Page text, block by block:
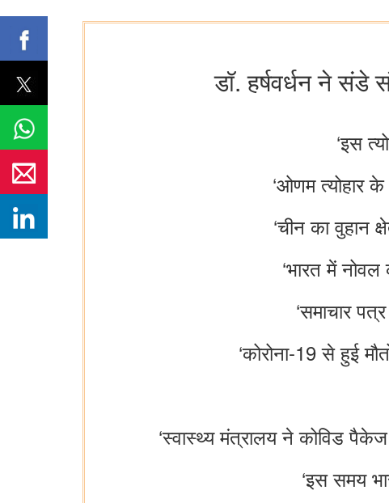
डॉ. हर्षवर्धन ने संडे
‘इस
‘ओणम त्‍योहार के
‘चीन का वुहान
‘भारत में
‘समाचार
‘कोरोना-19 से हुई
‘स्‍वास्‍थ्‍य मंत्रालय ने कोविड
‘इस समय